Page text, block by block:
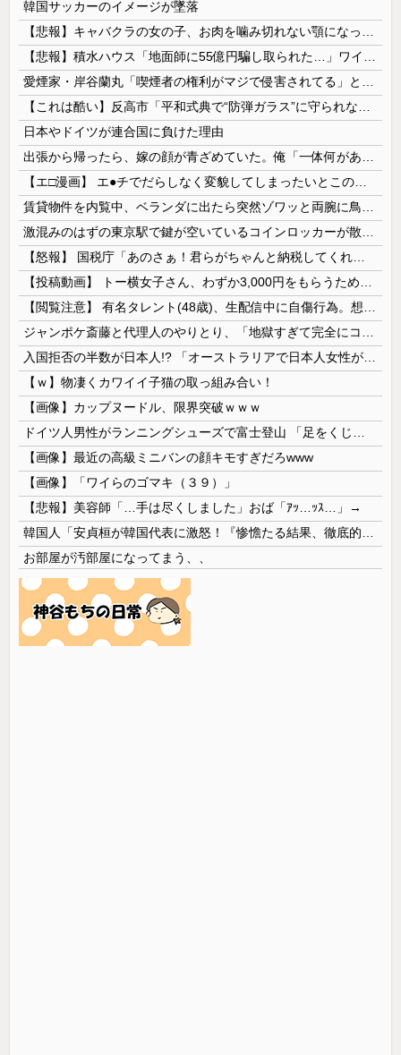
韓国サッカーのイメージが墜落
日本やドイツが連合国に負けた理由
【ｗ】物凄くカワイイ子猫の取っ組み合い！
【画像】カップヌードル、限界突破ｗｗｗ
【画像】最近の高級ミニバンの顔キモすぎだろwww
【画像】「ワイらのゴマキ（３９）」
【悲報】美容師「…手は尽くしました」おば「ｱｯ…ｯｽ…」→
お部屋が汚部屋になってまう、、